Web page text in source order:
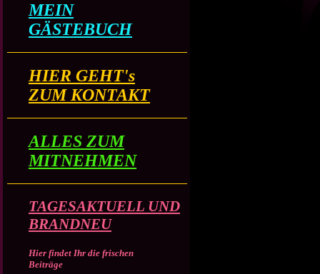
MEIN
GÄSTEBUCH
HIER GEHT's
ZUM KONTAKT
ALLES ZUM
MITNEHMEN
TAGESAKTUELL UND
BRANDNEU
Hier findet Ihr die frischen
Beiträge